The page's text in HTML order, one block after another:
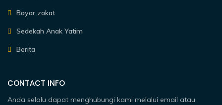
Bayar zakat
Sedekah Anak Yatim
Berita
CONTACT INFO
Anda selalu dapat menghubungi kami melalui email atau